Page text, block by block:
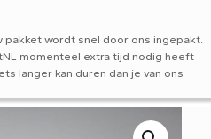
pakket wordt snel door ons ingepakt.
momenteel extra tijd nodig heeft
langer kan duren dan je van ons